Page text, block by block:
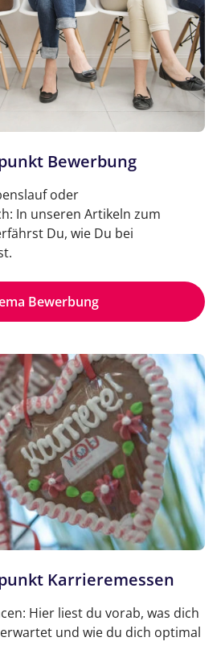
Bewerbung
oder
In unseren Artikeln zum
Du, wie Du bei
Bewerbung
Karrieremessen
Hier liest du vorab, was dich
und wie du dich optimal